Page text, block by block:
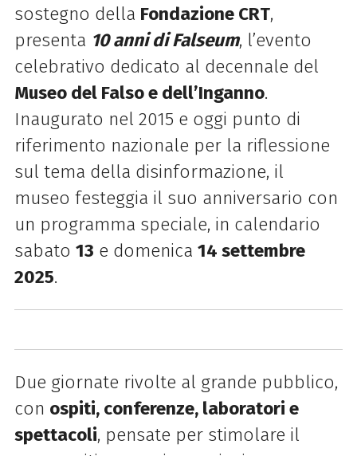
sostegno della Fondazione CRT,
presenta 10 anni di Falseum, l’evento
celebrativo dedicato al decennale del
Museo del Falso e dell’Inganno.
Inaugurato nel 2015 e oggi punto di
riferimento nazionale per la riflessione
sul tema della disinformazione, il
museo festeggia il suo anniversario con
un programma speciale, in calendario
sabato 13 e domenica 14 settembre
2025.
Due giornate rivolte al grande pubblico,
con ospiti, conferenze, laboratori e
spettacoli, pensate per stimolare il